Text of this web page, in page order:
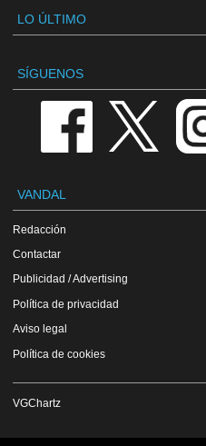
LO ÚLTIMO
SÍGUENOS
VANDAL
Redacción
Contactar
Publicidad / Advertising
Política de privacidad
Aviso legal
Política de cookies
VGChartz